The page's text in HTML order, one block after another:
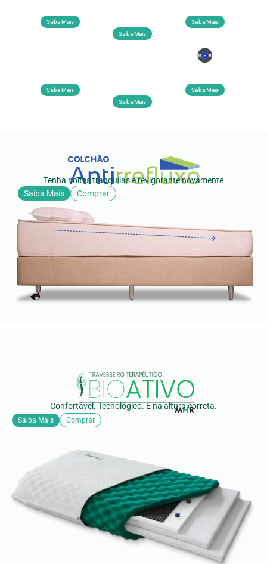
Saiba Mais
Saiba Mais
Saiba Mais
Saiba Mais
Saiba Mais
Saiba Mais
Tenha noites tranquilas e revigorante novamente
Saiba Mais
Comprar
Confortável. Tecnológico. E na altura correta.
Saiba Mais Comprar